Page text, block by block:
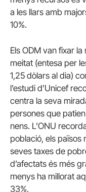
a les llars amb
10%.
Els ODM van fixar
meitat (entesa per
1,25 dòlars al dia)
l’estudi d’Unicef
centra la seva
persones que
nens. L’ONU
població, els països
seves taxes de
d’afectats és més
menys ha millorat
33%.